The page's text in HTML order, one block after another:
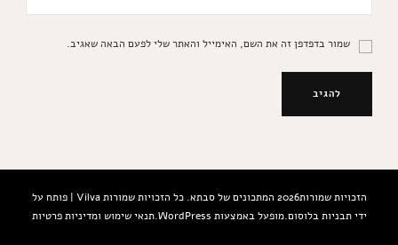
שמור בדפדפן זה את השם, האימייל והאתר שלי לפעם הבאה שאגיב.
הזכויות שמורות2026 המתכונים של סבתא. כל הזכויות שמורות
Vilva | פותח על
ידיתבניות בלוסום.מופעל באמצעות WordPress
.תנאי שימוש ומדיניות פרטיות